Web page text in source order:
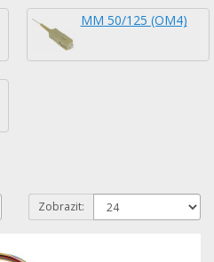
MM 50/125 (OM4)
Zobrazit: